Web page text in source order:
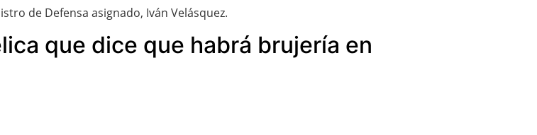
de Defensa asignado, Iván Velásquez.
que dice que habrá brujería en